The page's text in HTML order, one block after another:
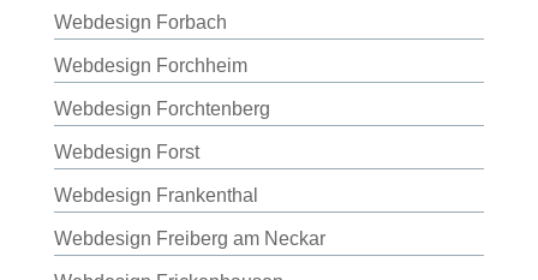
Webdesign Forbach
Webdesign Forchheim
Webdesign Forchtenberg
Webdesign Forst
Webdesign Frankenthal
Webdesign Freiberg am Neckar